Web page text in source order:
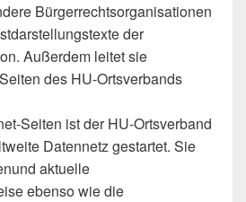
Bürgerrechtsorganisationen
der
Außerdem leitet sie
des HU-Ortsverbands
Seiten ist der HU-Ortsverband
Datennetz gestartet. Sie
aktuelle
ebenso wie die